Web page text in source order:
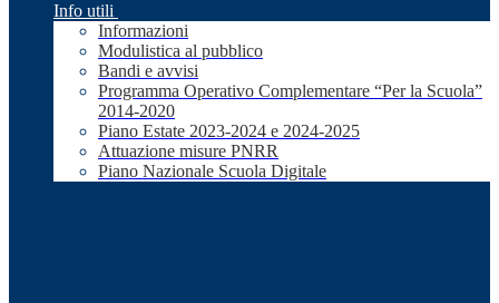
Info utili
Informazioni
Modulistica al pubblico
Bandi e avvisi
Programma Operativo Complementare “Per la Scuola”
2014-2020
Piano Estate 2023-2024 e 2024-2025
Attuazione misure PNRR
Piano Nazionale Scuola Digitale